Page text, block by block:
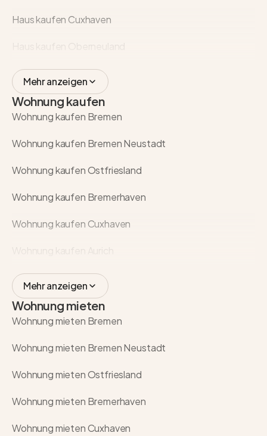
Haus kaufen Cuxhaven
Mehr anzeigen
Wohnung kaufen
Wohnung kaufen Bremen
Wohnung kaufen Bremen Neustadt
Wohnung kaufen Ostfriesland
Wohnung kaufen Bremerhaven
Wohnung kaufen Cuxhaven
Mehr anzeigen
Wohnung mieten
Wohnung mieten Bremen
Wohnung mieten Bremen Neustadt
Wohnung mieten Ostfriesland
Wohnung mieten Bremerhaven
Wohnung mieten Cuxhaven